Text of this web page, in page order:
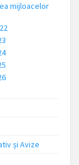
mijloacelor
și Avize